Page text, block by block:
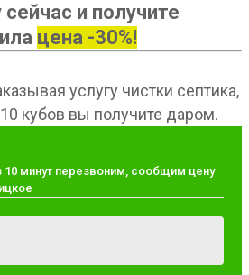
и получите
цена -30%!
услугу чистки септика,
кубов вы получите даром.
10 минут перезвоним, сообщим цену